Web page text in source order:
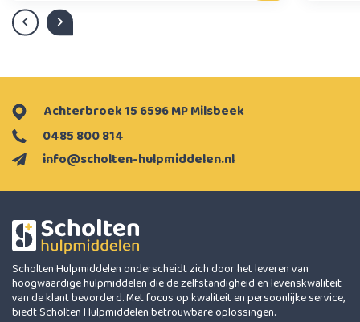
info@scholten-hulpmiddelen.nl
0485 800 814
Achterbroek 15 6596 MP Milsbeek
Scholten Hulpmiddelen onderscheidt zich door het leveren van
hoogwaardige hulpmiddelen die de zelfstandigheid en levenskwaliteit
van de klant bevorderd. Met focus op kwaliteit en persoonlijke service,
biedt Scholten Hulpmiddelen betrouwbare oplossingen.